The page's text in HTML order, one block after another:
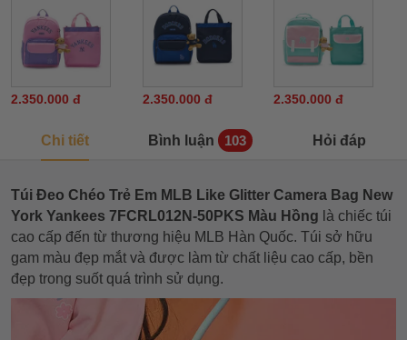
2.350.000 đ 2.350.000 đ 2.350.000 đ
Chi tiết Bình luận 103 Hỏi đáp
Túi Đeo Chéo Trẻ Em MLB Like Glitter Camera Bag New
York Yankees 7FCRL012N-50PKS Màu Hồng là chiếc túi
cao cấp đến từ thương hiệu MLB Hàn Quốc. Túi sở hữu
gam màu đẹp mắt và được làm từ chất liệu cao cấp, bền
đẹp trong suốt quá trình sử dụng.